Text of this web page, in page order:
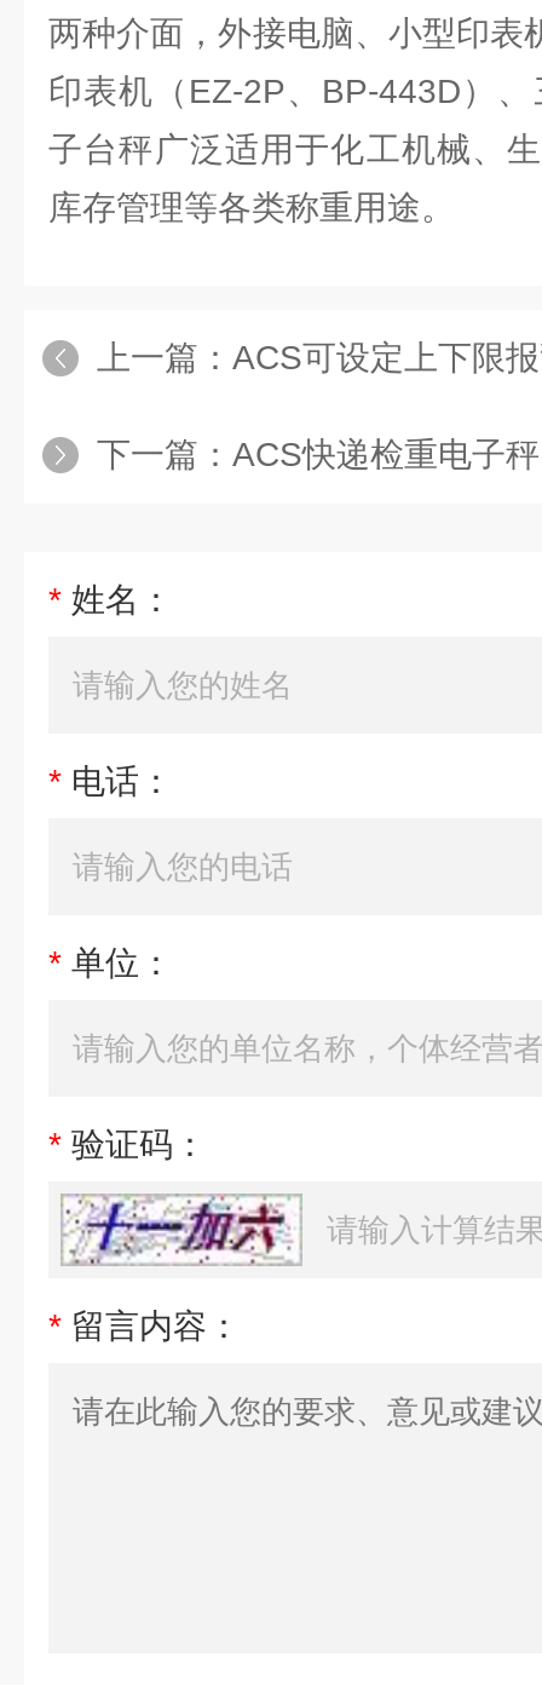
两种介面，外接电脑、小型印表
印表机（EZ-2P、BP-443D）
子台秤广泛适用于化工机械、
库存管理等各类称重用途。
上一篇： ACS可设定上下限报
下一篇： ACS快递检重电子秤,75kg上下
* 姓名：
* 电话：
* 单位：
* 验证码：
* 留言内容：